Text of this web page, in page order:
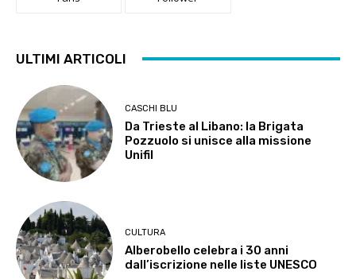
ULTIMI ARTICOLI
CASCHI BLU
Da Trieste al Libano: la Brigata
Pozzuolo si unisce alla missione
Unifil
CULTURA
Alberobello celebra i 30 anni
dall’iscrizione nelle liste UNESCO